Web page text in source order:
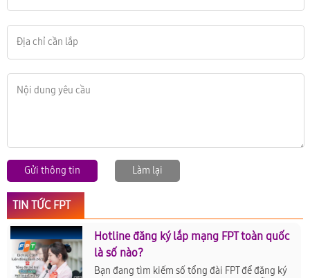
Gửi thông tin Làm lại
TIN TỨC FPT
Hotline đăng ký lắp mạng FPT toàn quốc
là số nào?
Bạn đang tìm kiếm số tổng đài FPT để đăng ký